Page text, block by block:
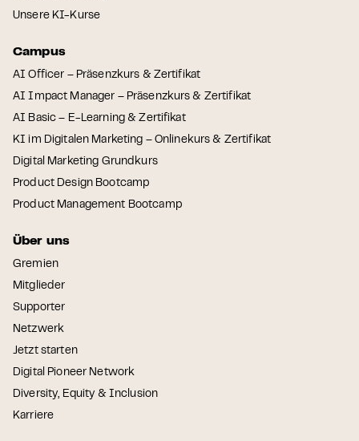
Unsere KI-Kurse
Campus
AI Officer – Präsenzkurs & Zertifikat
AI Impact Manager – Präsenzkurs & Zertifikat
AI Basic – E-Learning & Zertifikat
KI im Digitalen Marketing – Onlinekurs & Zertifikat
Digital Marketing Grundkurs
Product Design Bootcamp
Product Management Bootcamp
Über uns
Gremien
Mitglieder
Supporter
Netzwerk
Jetzt starten
Digital Pioneer Network
Diversity, Equity & Inclusion
Karriere